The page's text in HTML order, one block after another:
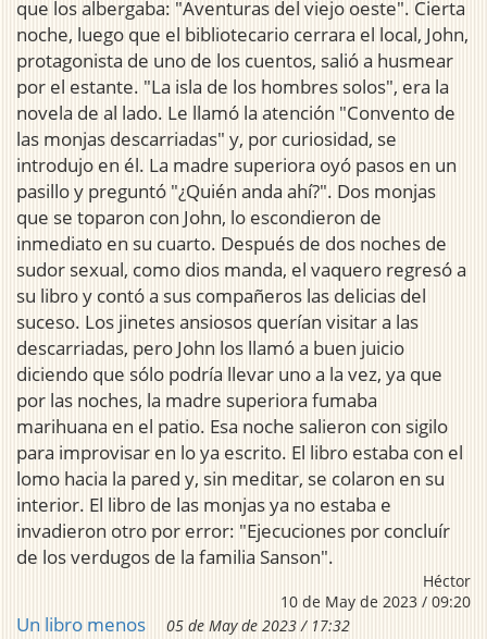
que los albergaba: "Aventuras del viejo oeste". Cierta
noche, luego que el bibliotecario cerrara el local, John,
protagonista de uno de los cuentos, salió a husmear
por el estante. "La isla de los hombres solos", era la
novela de al lado. Le llamó la atención "Convento de
las monjas descarriadas" y, por curiosidad, se
introdujo en él. La madre superiora oyó pasos en un
pasillo y preguntó "¿Quién anda ahí?". Dos monjas
que se toparon con John, lo escondieron de
inmediato en su cuarto. Después de dos noches de
sudor sexual, como dios manda, el vaquero regresó a
su libro y contó a sus compañeros las delicias del
suceso. Los jinetes ansiosos querían visitar a las
descarriadas, pero John los llamó a buen juicio
diciendo que sólo podría llevar uno a la vez, ya que
por las noches, la madre superiora fumaba
marihuana en el patio. Esa noche salieron con sigilo
para improvisar en lo ya escrito. El libro estaba con el
lomo hacia la pared y, sin meditar, se colaron en su
interior. El libro de las monjas ya no estaba e
invadieron otro por error: "Ejecuciones por concluír
de los verdugos de la familia Sanson".
Héctor
10 de May de 2023 / 09:20
Un libro menos
05 de May de 2023 / 17:32